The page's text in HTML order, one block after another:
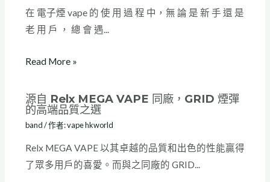
在 電子煙 vape 的 使 用 過 程 中，無 論 是 新 手 還 是
老 用 戶 ， 總 會 遇...
Read More »
源自 Relx MEGA VAPE 同廠，GRID 煙彈
的高端品質之選
band/ 作者:vape hkworld
Relx MEGA VAPE 以其卓越的品質和出色的性能贏得
了眾多用戶的喜愛。而與之同廠的 GRID...